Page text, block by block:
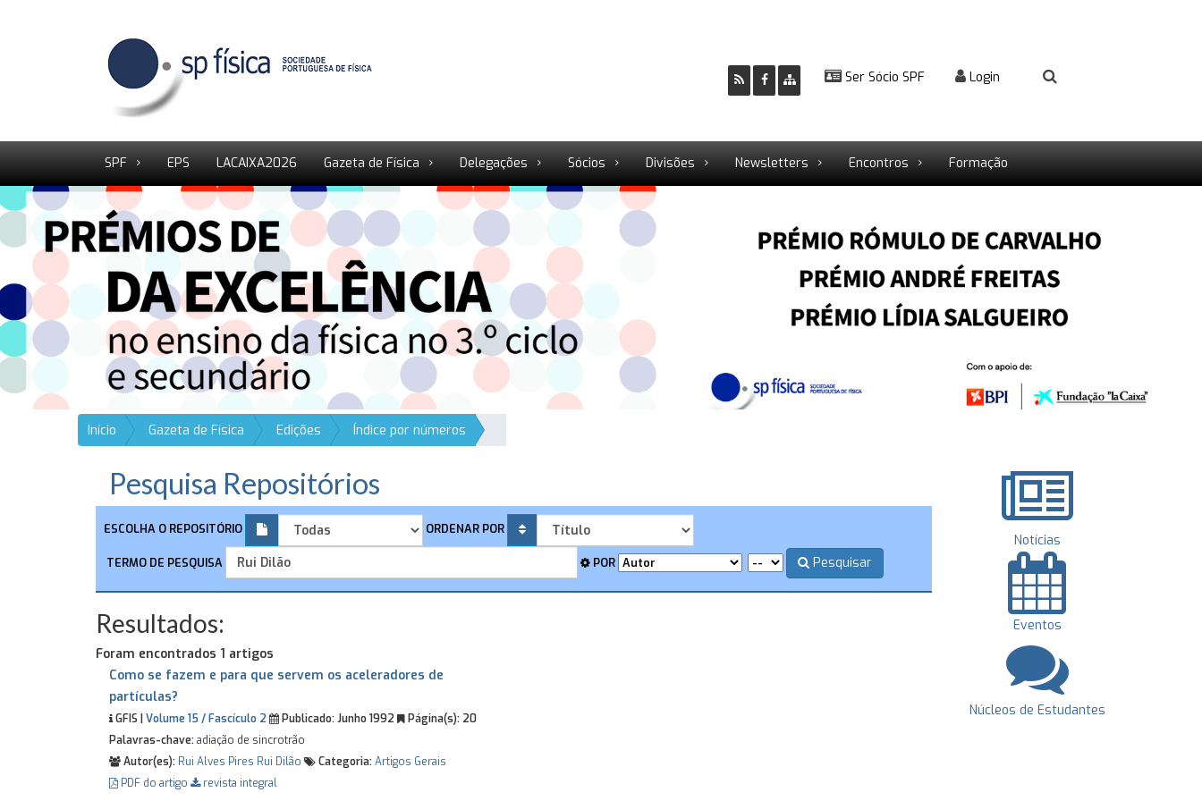
Ser Sócio SPF Login
SPF EPS LACAIXA2026 Gazeta de Física Delegações Sócios Divisões Newsletters Encontros Formação
Início Gazeta de Física Edições Índice por números
Pesquisa Repositórios
ESCOLHA O REPOSITÓRIO ORDENAR POR
TERMO DE PESQUISA POR Pesquisar
Resultados:
Foram encontrados 1 artigos
Como se fazem e para que servem os aceleradores de
partículas?
GFIS | Volume 15 / Fascículo 2 Publicado:Junho 1992 Página(s): 20
Palavras-chave:adiação de sincrotrão
Autor(es): Rui Alves Pires Rui Dilão Categoria:Artigos Gerais
PDF do artigo
revista integral
Notícias
Eventos
Núcleos de Estudantes